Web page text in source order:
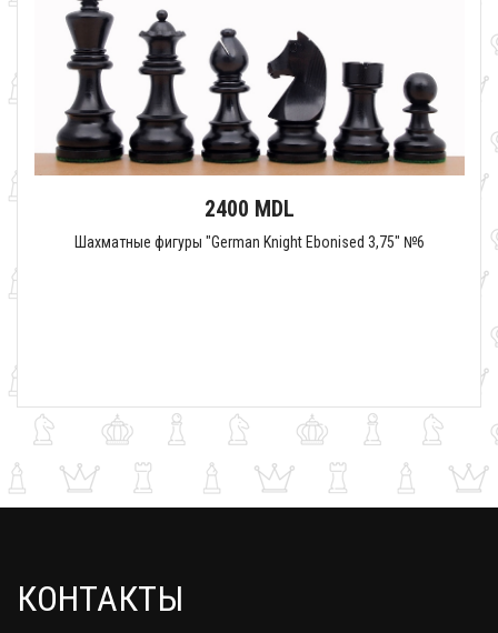
2400 MDL
Шахматные фигуры "German Knight Ebonised 3,75" №6
КОНТАКТЫ